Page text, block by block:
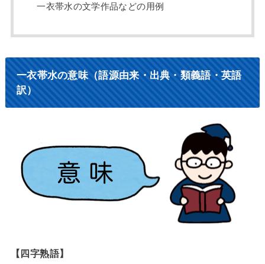
一衣帯水の文学作品などの用例
一衣帯水の意味（語源由来・出典・類義語・英語
訳）
【四字熟語】